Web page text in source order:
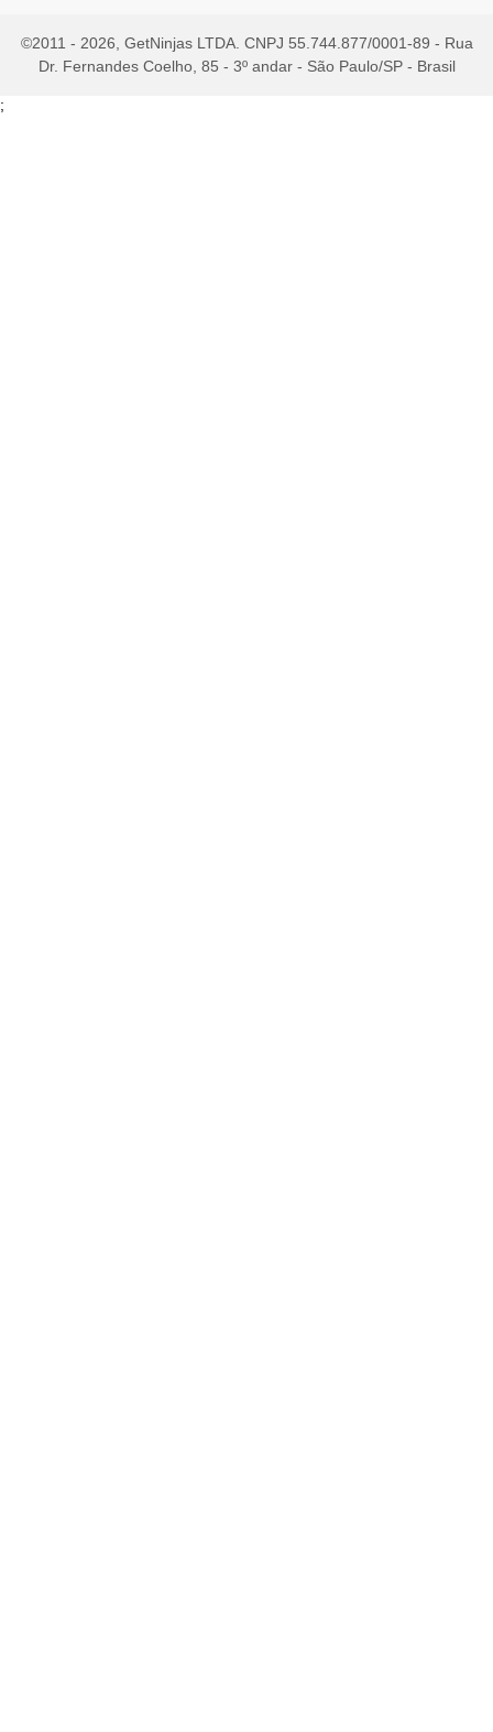
©2011 - 2026, GetNinjas LTDA. CNPJ 55.744.877/0001-89 - Rua
Dr. Fernandes Coelho, 85 - 3º andar - São Paulo/SP - Brasil
;